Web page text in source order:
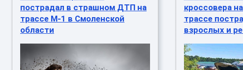
пострадал в страшном ДТП на
трассе М-1 в Смоленской
области
кроссовера
трассе
взрослых и